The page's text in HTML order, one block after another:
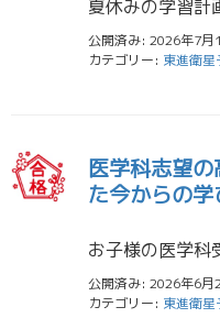
公開済み: 2026年7月
カテゴリー: 東進衛
医学科志望
た今からの学
公開済み: 2026年6月
カテゴリー: 東進衛